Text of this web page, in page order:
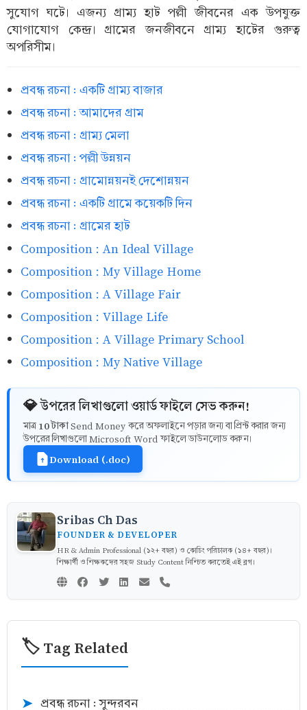
সুযোগ ঘটে। এজন্য গ্রাম্য হাট পল্লী জীবনের এক উপযুক্ত
যোগাযোগ কেন্দ্র। গ্রামের জনজীবনে গ্রাম্য হাটের গুরুত্ব
অপরিসীম।
প্রবন্ধ রচনা : একটি গ্রাম্য বাজার
প্রবন্ধ রচনা : আমাদের গ্রাম
প্রবন্ধ রচনা : গ্রাম্য মেলা
প্রবন্ধ রচনা : পল্লী উন্নয়ন
প্রবন্ধ রচনা : গ্রামোন্নয়নই দেশোন্নয়ন
প্রবন্ধ রচনা : একটি গ্রামে কয়েকটি দিন
প্রবন্ধ রচনা : গ্রামের হাট
Composition : An Ideal Village
Composition : My Village Home
Composition : A Village Fair
Composition : Village Life
Composition : A Village Primary School
Composition : My Native Village
💎 উপরের লিখাগুলো ওয়ার্ড ফাইলে সেভ করুন!
মাত্র 10 টাকাSend Money করে অফলাইনে পড়ার জন্য বা প্রিন্ট করার জন্য
উপরের লিখাগুলো Microsoft Word ফাইলে ডাউনলোড করুন।
Download (.doc)
Sribas Ch Das
FOUNDER & DEVELOPER
HR & Admin Professional (১২+ বছর) ও কোচিং পরিচালক (১৪+ বছর)।
শিক্ষার্থী ও শিক্ষকদের সহজ Study Content নিশ্চিত করতেই এই ব্লগ।
🏷️ Tag Related
➤ প্রবন্ধ রচনা : সুন্দরবন